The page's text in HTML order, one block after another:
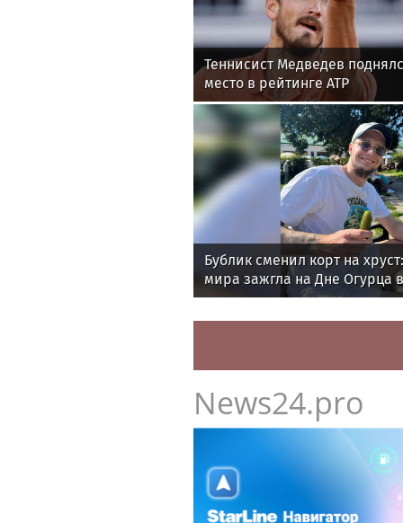
Теннисист Медведев
место в рейтинге ATP
Бублик сменил корт на
мира зажгла на Дне Огурца
News24.pro